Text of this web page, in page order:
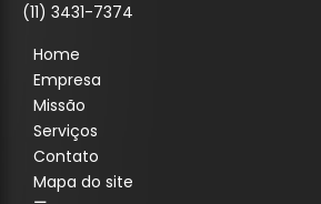
(11) 3431-7374
Home
Empresa
Missão
Serviços
Contato
Mapa do site